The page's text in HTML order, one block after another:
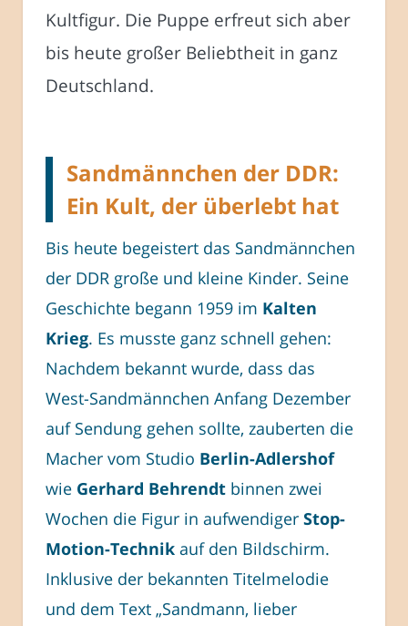
Kultfigur. Die Puppe erfreut sich aber
bis heute großer Beliebtheit in ganz
Deutschland.
Sandmännchen der DDR:
Ein Kult, der überlebt hat
Bis heute begeistert das Sandmännchen
der DDR große und kleine Kinder. Seine
Geschichte begann 1959 im Kalten
Krieg. Es musste ganz schnell gehen:
Nachdem bekannt wurde, dass das
West-Sandmännchen Anfang Dezember
auf Sendung gehen sollte, zauberten die
Macher vom Studio Berlin-Adlershof
wie Gerhard Behrendt binnen zwei
Wochen die Figur in aufwendiger Stop-
Motion-Technik auf den Bildschirm.
Inklusive der bekannten Titelmelodie
und dem Text „Sandmann, lieber